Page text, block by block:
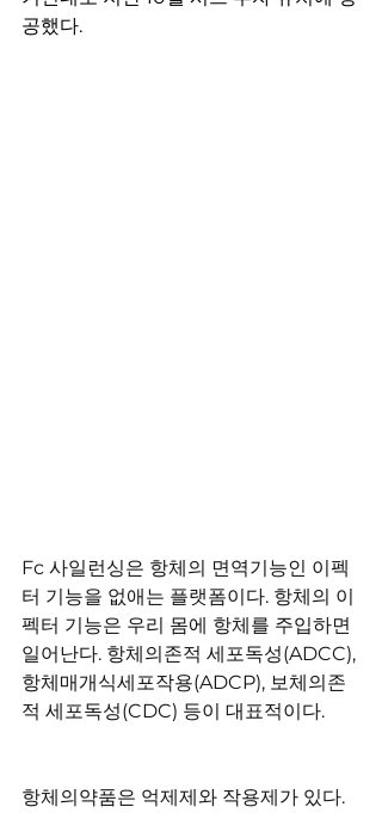
공했다.
Fc 사일런싱은 항체의 면역기능인 이펙
터 기능을 없애는 플랫폼이다. 항체의 이
펙터 기능은 우리 몸에 항체를 주입하면
일어난다. 항체의존적 세포독성(ADCC),
항체매개식세포작용(ADCP), 보체의존
적 세포독성(CDC) 등이 대표적이다.
항체의약품은 억제제와 작용제가 있다.